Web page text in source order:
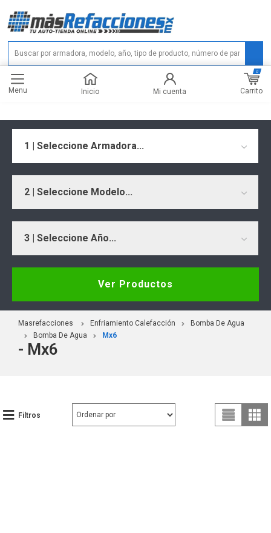
Menu Inicio Mi cuenta Carrito
0
1 | Seleccione Armadora...
2 | Seleccione Modelo...
3 | Seleccione Año...
Ver Productos
Masrefacciones Enfriamiento Calefacción
Bomba De Agua
Bomba De Agua
Mx6
- Mx6
Filtros